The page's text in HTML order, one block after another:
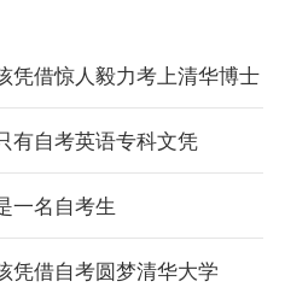
凭借惊人毅力考上清华博士
有自考英语专科文凭
一名自考生
凭借自考圆梦清华大学